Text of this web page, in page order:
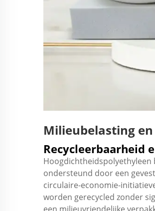
Milieubelasting
Recycleerbaarheid
ondersteund door een
circulaire-economie-
worden gerecycled zonder